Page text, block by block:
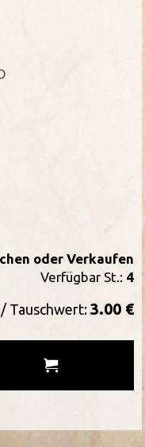
oder Verkaufen
Verfügbar St.: 4
Tauschwert: 3.00 €